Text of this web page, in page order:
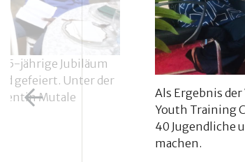
5-jährige Jubiläum
gefeiert. Unter der
Mutale
Als Ergebnis
Youth Training
40 Jugendliche
machen.